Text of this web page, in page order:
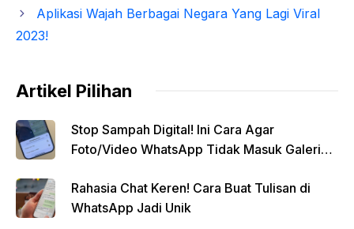
Aplikasi Wajah Berbagai Negara Yang Lagi Viral
2023!
Artikel Pilihan
Stop Sampah Digital! Ini Cara Agar
Foto/Video WhatsApp Tidak Masuk Galeri
Rahasia Chat Keren! Cara Buat Tulisan di
WhatsApp Jadi Unik